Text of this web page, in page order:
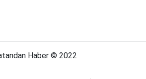
Haber © 2022